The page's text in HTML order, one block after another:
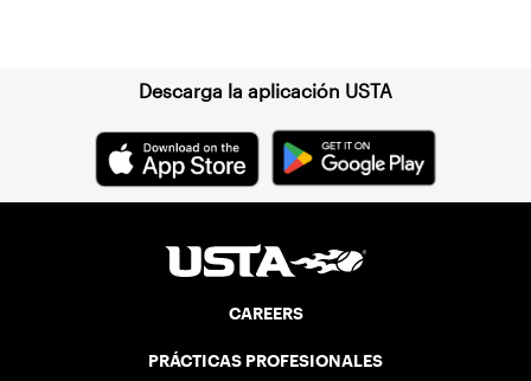
Descarga la aplicación USTA
CAREERS
PRÁCTICAS PROFESIONALES